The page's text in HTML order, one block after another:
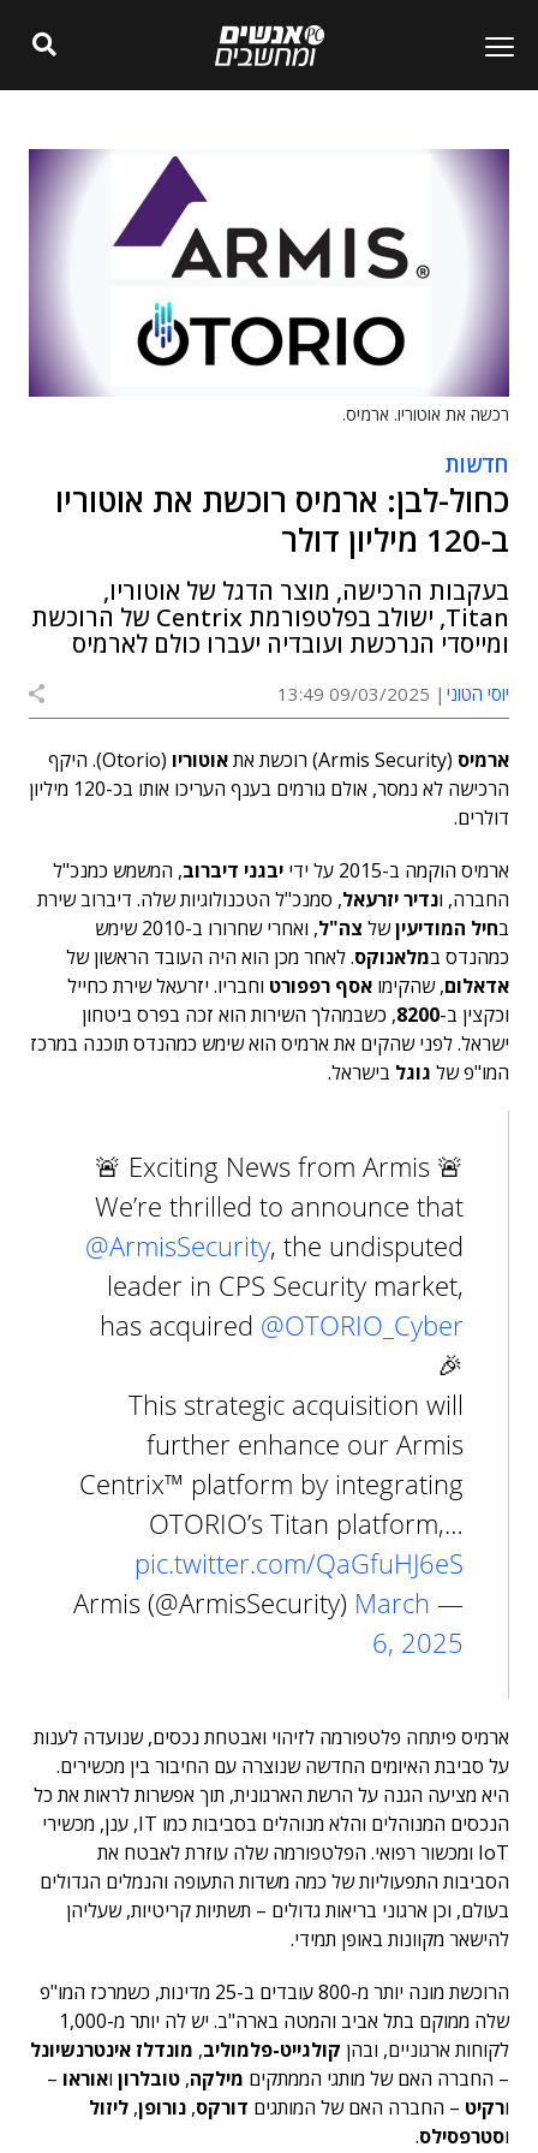
רכשה את אוטוריו. ארמיס.
חדשות
כחול-לבן: ארמיס רוכשת את אוטוריו
ב-120 מיליון דולר
בעקבות הרכישה, מוצר הדגל של אוטוריו,
Titan, ישולב בפלטפורמת Centrix של הרוכשת
ומייסדי הנרכשת ועובדיה יעברו כולם לארמיס
יוסי הטוני 09/03/2025 13:49
ארמיס (Armis Security) רוכשת את אוטוריו
(Otorio). היקף
הרכישה לא נמסר, אולם גורמים בענף העריכו אותו בכ-120 מיליון
דולרים.
ארמיס הוקמה ב-2015 על ידי
יבגני דיברוב, המשמש כמנכ"ל
החברה, ונדיר יזרעאל, סמנכ"ל הטכנולוגיות שלה. דיברוב שירת
בחיל המודיעיןשל צה"ל
, ואחרי שחרורו ב-2010 שימש
כמהנדס במלאנוקס. לאחר מכן הוא היה העובד הראשון של
אדאלום, שהקימו אסף רפפורט וחבריו. יזרעאל שירת כחייל
וכקצין ב-8200, כשבמהלך השירות הוא זכה בפרס ביטחון
ישראל. לפני שהקים את ארמיס הוא שימש כמהנדס תוכנה במרכז
המו"פ של גוגל בישראל.
🚨 Exciting News from Armis 🚨
We’re thrilled to announce that
@ArmisSecurity, the undisputed
leader in CPS Security market,
has acquired @OTORIO_Cyber
🎉
This strategic acquisition will
further enhance our Armis
Centrix™ platform by integrating
OTORIO’s Titan platform,…
pic.twitter.com/QaGfuHJ6eS
— Armis (@ArmisSecurity)
March
6, 2025
ארמיס פיתחה פלטפורמה לזיהוי ואבטחת נכסים, שנועדה לענות
על סביבת האיומים החדשה שנוצרה עם החיבור בין מכשירים.
היא מציעה הגנה על הרשת הארגונית, תוך אפשרות לראות את כל
הנכסים המנוהלים והלא מנוהלים בסביבות כמו IT, ענן, מכשירי
IoT ומכשור רפואי. הפלטפורמה שלה עוזרת לאבטח את
הסביבות התפעוליות של כמה משדות התעופה והנמלים הגדולים
בעולם, וכן ארגוני בריאות גדולים – תשתיות קריטיות, שעליהן
להישאר מקוונות באופן תמידי.
הרוכשת מונה יותר מ-800 עובדים ב-25 מדינות, כשמרכז המו"פ
שלה ממוקם בתל אביב והמטה בארה"ב. יש לה יותר מ-1,000
לקוחות ארגוניים, ובהן קולגייט-פלמוליב, מונדלז אינטרנשיונל
– החברה האם של מותגי הממתקים מילקה, טובלרון ואוראו –
ורקיט – החברה האם של המותגים דורקס, נורופן, ליזול
וסטרפסילס.